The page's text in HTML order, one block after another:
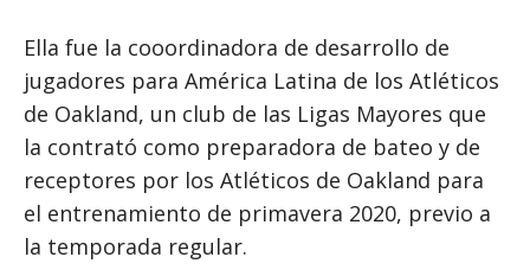
Ella fue la cooordinadora de desarrollo de
jugadores para América Latina de los Atléticos
de Oakland, un club de las Ligas Mayores que
la contrató como preparadora de bateo y de
receptores por los Atléticos de Oakland para
el entrenamiento de primavera 2020, previo a
la temporada regular.